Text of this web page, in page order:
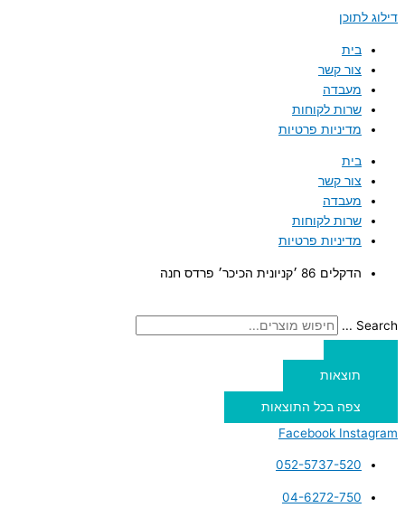
דילוג לתוכן
בית
צור קשר
מעבדה
שרות לקוחות
מדיניות פרטיות
בית
צור קשר
מעבדה
שרות לקוחות
מדיניות פרטיות
הדקלים 86 ׳קניונית הכיכר׳ פרדס חנה
Search ...
תוצאות
צפה בכל התוצאות
Facebook Instagram
052-5737-520
04-6272-750